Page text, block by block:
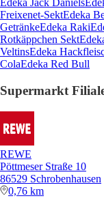
Edeka Jack Daniels
Freixenet-SektEdeka
GetränkeEdeka Raki
Rotkäppchen Sekt
VeltinsEdeka
ColaEdeka Red Bull
Supermarkt
REWE
Pöttmeser Straße 10
86529 Schrobenhausen
0,76 km